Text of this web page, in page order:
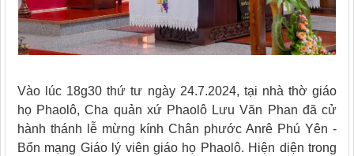
Vào lúc 18g30 thứ tư ngày 24.7.2024, tại nhà thờ giáo
họ Phaolô, Cha quản xứ Phaolô Lưu Văn Phan đã cử
hành thánh lễ mừng kính Chân phước Anrê Phú Yên -
Bổn mạng Giáo lý viên giáo họ Phaolô. Hiện diện trong